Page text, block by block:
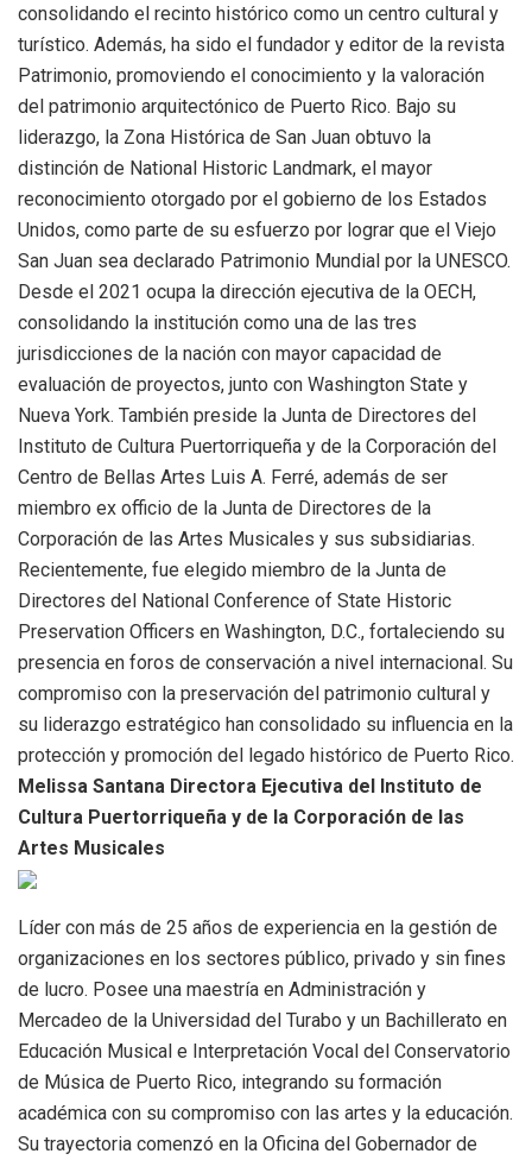
consolidando el recinto histórico como un centro cultural y
turístico. Además, ha sido el fundador y editor de la revista
Patrimonio, promoviendo el conocimiento y la valoración
del patrimonio arquitectónico de Puerto Rico. Bajo su
liderazgo, la Zona Histórica de San Juan obtuvo la
distinción de National Historic Landmark, el mayor
reconocimiento otorgado por el gobierno de los Estados
Unidos, como parte de su esfuerzo por lograr que el Viejo
San Juan sea declarado Patrimonio Mundial por la UNESCO.
Desde el 2021 ocupa la dirección ejecutiva de la OECH,
consolidando la institución como una de las tres
jurisdicciones de la nación con mayor capacidad de
evaluación de proyectos, junto con Washington State y
Nueva York. También preside la Junta de Directores del
Instituto de Cultura Puertorriqueña y de la Corporación del
Centro de Bellas Artes Luis A. Ferré, además de ser
miembro ex officio de la Junta de Directores de la
Corporación de las Artes Musicales y sus subsidiarias.
Recientemente, fue elegido miembro de la Junta de
Directores del National Conference of State Historic
Preservation Officers en Washington, D.C., fortaleciendo su
presencia en foros de conservación a nivel internacional. Su
compromiso con la preservación del patrimonio cultural y
su liderazgo estratégico han consolidado su influencia en la
protección y promoción del legado histórico de Puerto Rico.
Melissa Santana Directora Ejecutiva del Instituto de
Cultura Puertorriqueña y de la Corporación de las
Artes Musicales
Líder con más de 25 años de experiencia en la gestión de
organizaciones en los sectores público, privado y sin fines
de lucro. Posee una maestría en Administración y
Mercadeo de la Universidad del Turabo y un Bachillerato en
Educación Musical e Interpretación Vocal del Conservatorio
de Música de Puerto Rico, integrando su formación
académica con su compromiso con las artes y la educación.
Su trayectoria comenzó en la Oficina del Gobernador de